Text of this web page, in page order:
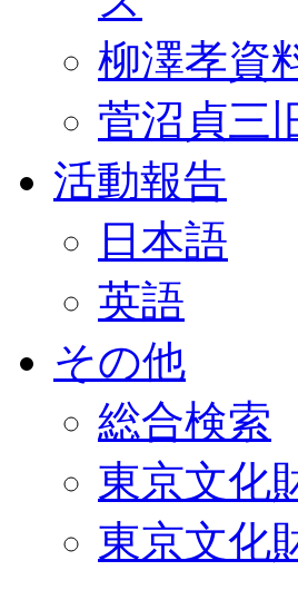
柳澤孝資
菅沼貞三
活動報告
日本語
英語
その他
総合検索
東京文化
東京文化